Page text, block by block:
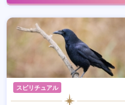
スピリチュアル